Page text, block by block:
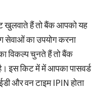
खुलवाते हैं तो बैंक आपको यह
सेवाओं का उपयोग करना
विकल्प चुनते हैं तो बैंक
इस किट में में आपका पासवर्ड
और वन टाइम IPIN होता